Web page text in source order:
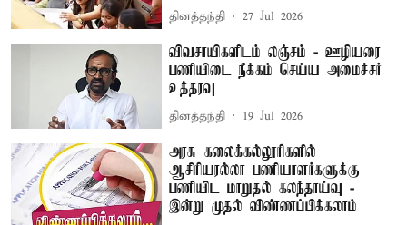
தினத்தந்தி 27 Jul 2026
விவசாயிகளிடம் லஞ்சம் - ஊழியரை
பணியிடை நீக்கம் செய்ய அமைச்சர்
உத்தரவு
தினத்தந்தி 19 Jul 2026
அரசு கலைக்கல்லூரிகளில்
ஆசிரியரல்லா பணியாளர்களுக்கு
பணியிட மாறுதல் கலந்தாய்வு -
இன்று முதல் விண்ணப்பிக்கலாம்